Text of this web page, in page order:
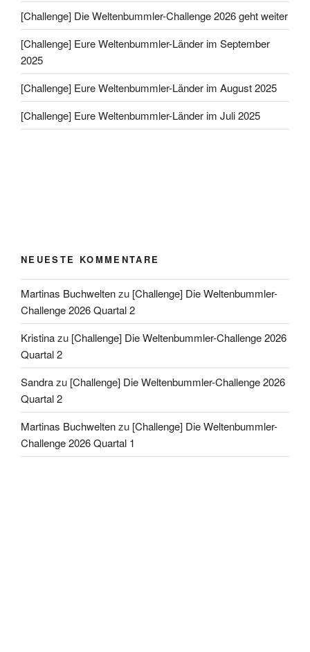
[Challenge] Die Weltenbummler-Challenge 2026 geht weiter
[Challenge] Eure Weltenbummler-Länder im September
2025
[Challenge] Eure Weltenbummler-Länder im August 2025
[Challenge] Eure Weltenbummler-Länder im Juli 2025
NEUESTE KOMMENTARE
Martinas Buchweltenzu [Challenge] Die Weltenbummler-
Challenge 2026 Quartal 2
Kristinazu [Challenge] Die Weltenbummler-Challenge 2026
Quartal 2
Sandrazu [Challenge] Die Weltenbummler-Challenge 2026
Quartal 2
Martinas Buchweltenzu [Challenge] Die Weltenbummler-
Challenge 2026 Quartal 1